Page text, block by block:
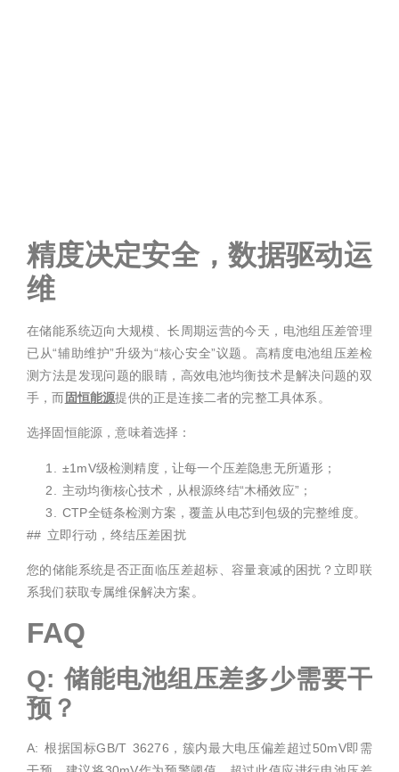
精度决定安全，数据驱动运
维
在储能系统迈向大规模、长周期运营的今天，电池组压差管理
已从“辅助维护”升级为“核心安全”议题。高精度电池组压差检
测方法是发现问题的眼睛，高效电池均衡技术是解决问题的双
手，而固恒能源提供的正是连接二者的完整工具体系。
选择固恒能源，意味着选择：
±1mV级检测精度，让每一个压差隐患无所遁形；
主动均衡核心技术，从根源终结“木桶效应”；
CTP全链条检测方案，覆盖从电芯到包级的完整维度。
## 立即行动，终结压差困扰
您的储能系统是否正面临压差超标、容量衰减的困扰？立即联
系我们获取专属维保解决方案。
FAQ
Q: 储能电池组压差多少需要干
预？
A: 根据国标GB/T 36276，簇内最大电压偏差超过50mV即需